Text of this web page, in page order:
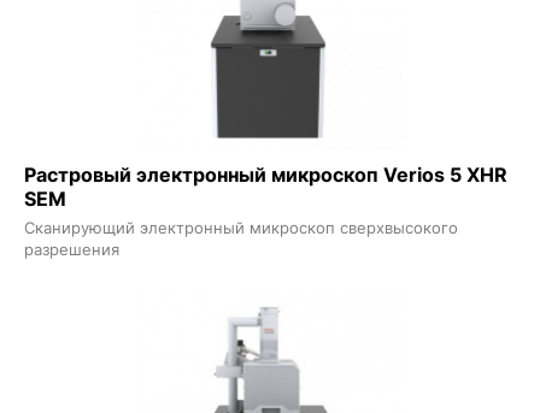
Растровый электронный микроскоп Verios 5 XHR
SEM
Сканирующий электронный микроскоп сверхвысокого
разрешения